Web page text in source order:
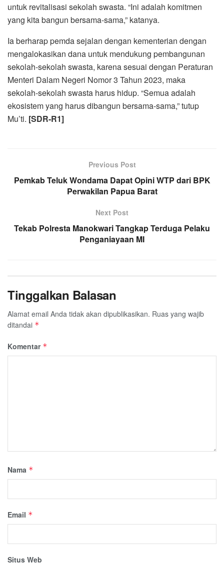
untuk revitalisasi sekolah swasta. “Ini adalah komitmen
yang kita bangun bersama-sama,” katanya.
Ia berharap pemda sejalan dengan kementerian dengan
mengalokasikan dana untuk mendukung pembangunan
sekolah-sekolah swasta, karena sesuai dengan Peraturan
Menteri Dalam Negeri Nomor 3 Tahun 2023, maka
sekolah-sekolah swasta harus hidup. “Semua adalah
ekosistem yang harus dibangun bersama-sama,” tutup
Mu’ti. [SDR-R1]
Previous Post
Pemkab Teluk Wondama Dapat Opini WTP dari BPK
Perwakilan Papua Barat
Next Post
Tekab Polresta Manokwari Tangkap Terduga Pelaku
Penganiayaan MI
Tinggalkan Balasan
Alamat email Anda tidak akan dipublikasikan. Ruas yang wajib
ditandai *
Komentar *
Nama *
Email *
Situs Web